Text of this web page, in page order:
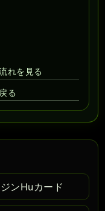
れを見る
る
ンHuカード